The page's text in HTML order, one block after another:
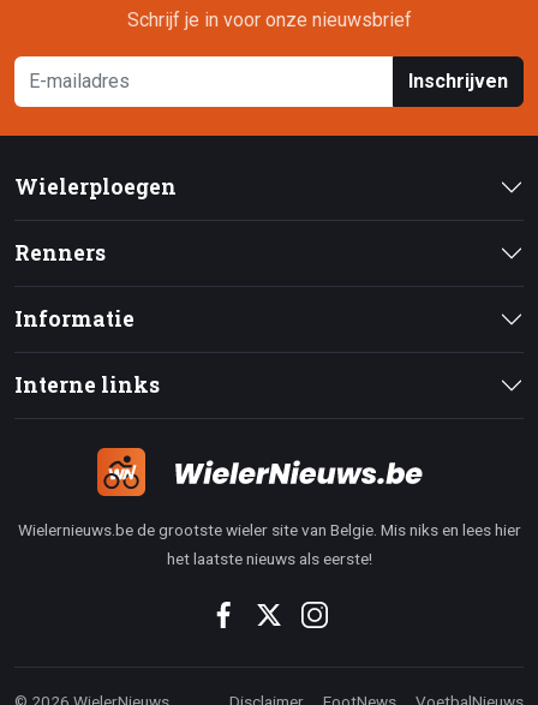
Schrijf je in voor onze nieuwsbrief
Inschrijven
Wielerploegen
Renners
Informatie
Interne links
Wielernieuws.be de grootste wieler site van Belgie. Mis niks en lees hier
het laatste nieuws als eerste!